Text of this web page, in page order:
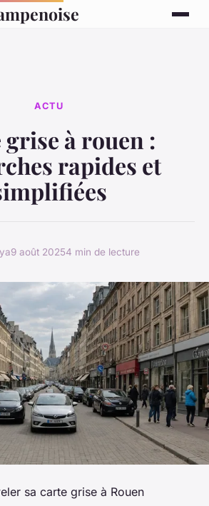
ACTU
à rouen :
rapides et
9 août 20254 min de lecture
sa carte grise à Rouen